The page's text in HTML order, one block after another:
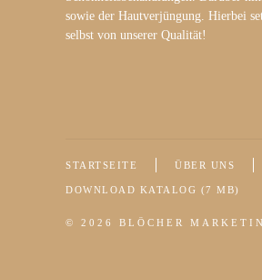
sowie der Hautverjüngung. Hierbei
selbst von unserer Qualität!
STARTSEITE ÜBER UNS
DOWNLOAD KATALOG (7 MB)
© 2026 BLÖCHER